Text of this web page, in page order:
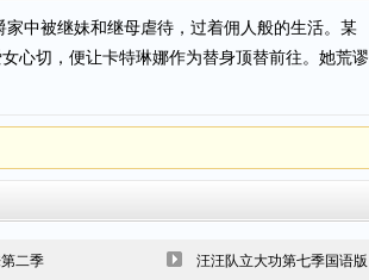
中被继妹和继母虐待，过着佣人般的生活。某
心切，便让卡特琳娜作为替身顶替前往。她荒谬
二季 汪汪队立大功第七季国语版